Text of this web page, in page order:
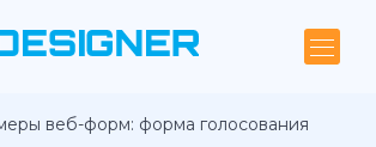
веб-форм: форма голосования